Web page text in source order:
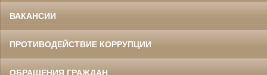
ВАКАНСИИ
ПРОТИВОДЕЙСТВИЕ КОРРУПЦИИ
ОБРАЩЕНИЯ ГРАЖДАН